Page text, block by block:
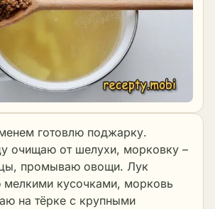
готовлю поджарку.
очищаю от шелухи, морковку –
промываю овощи. Лук
мелкими кусочками, морковь
на тёрке с крупными